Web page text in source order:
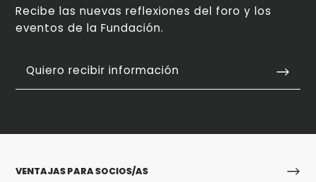
Recibe las nuevas reflexiones del foro y los
eventos de la Fundación.
Quiero recibir información
VENTAJAS PARA SOCIOS/AS